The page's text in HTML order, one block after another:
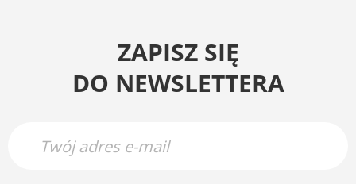
ZAPISZ SIĘ
DO NEWSLETTERA